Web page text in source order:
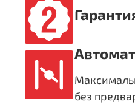
без